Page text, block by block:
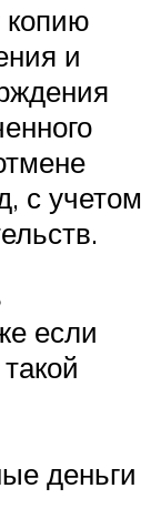
и
с учетом
если
деньги